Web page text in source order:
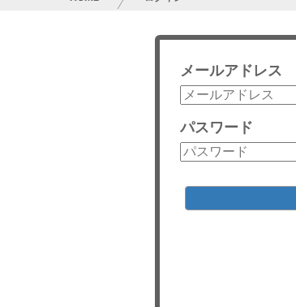
メールアドレス
パスワード